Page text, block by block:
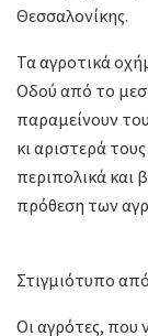
Θεσσαλονίκης.
Τα αγροτικά
Οδού από το
παραμείνουν
κι αριστερά
περιπολικά και
πρόθεση των
Στιγμιότυπο
Οι αγρότες, που